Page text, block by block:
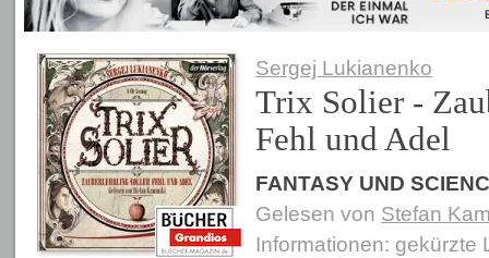
Sergej Lukianenko
Trix Solier -
Fehl und Adel
FANTASY UND
Gelesen von Stefan
Informationen: gekürzte